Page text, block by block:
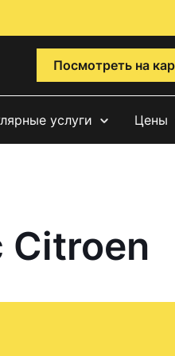
Посмотреть на
услуги Цены